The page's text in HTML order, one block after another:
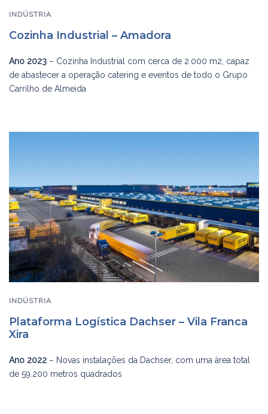
INDÚSTRIA
Cozinha Industrial – Amadora
Ano 2023 – Cozinha Industrial com cerca de 2.000 m2, capaz
de abastecer a operação catering e eventos de todo o Grupo
Carrilho de Almeida
INDÚSTRIA
Plataforma Logística Dachser – Vila Franca
Xira
Ano 2022 – Novas instalações da Dachser, com uma área total
de 59.200 metros quadrados